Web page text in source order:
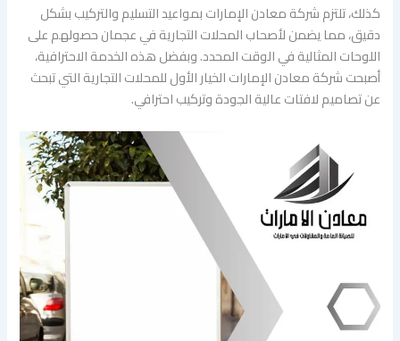
كذلك، تلتزم شركة معادن الإمارات بمواعيد التسليم والتركيب بشكل
دقيق، مما يضمن لأصحاب المحلات التجارية في عجمان حصولهم على
اللوحات المثالية في الوقت المحدد. وبفضل هذه الخدمة الاحترافية،
أصبحت شركة معادن الإمارات الخيار الأول للمحلات التجارية التي تبحث
عن تصاميم لافتات عالية الجودة وتركيب احترافي.